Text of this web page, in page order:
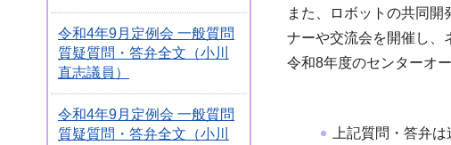
令和4年9月定例会 一般質問
質疑質問・答弁全文（小川
直志議員）
令和4年9月定例会 一般質問
質疑質問・答弁全文（小川
また、ロボットの共同
ナーや交流会を開催し、
令和8年度のセンターオ
上記質問・答弁は